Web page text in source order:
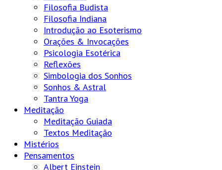
Filosofia Budista
Filosofia Indiana
Introdução ao Esoterismo
Orações & Invocações
Psicologia Esotérica
Reflexões
Simbologia dos Sonhos
Sonhos & Astral
Tantra Yoga
Meditação
Meditação Guiada
Textos Meditação
Mistérios
Pensamentos
Albert Einstein